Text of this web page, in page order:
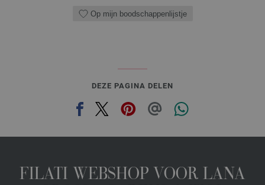
Op mijn boodschappenlijstje
DEZE PAGINA DELEN
FILATI WEBSHOP VOOR LANA